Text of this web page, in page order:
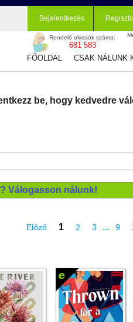
Bejelentkezés
Rendelő olvasók száma:
681 583
FŐOLDAL CSAK NÁLUNK
be, hogy kedvedre
Válogasson nálunk!
Előző 1 2 3 ... 9